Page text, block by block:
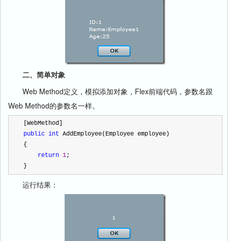
二、简单对象
Web Method定义，模拟添加对象，Flex前端代码，参数名跟
Web Method的参数名一样。
[WebMethod]
public int AddEmployee(Employee employee)
{
return 1;
}
运行结果：